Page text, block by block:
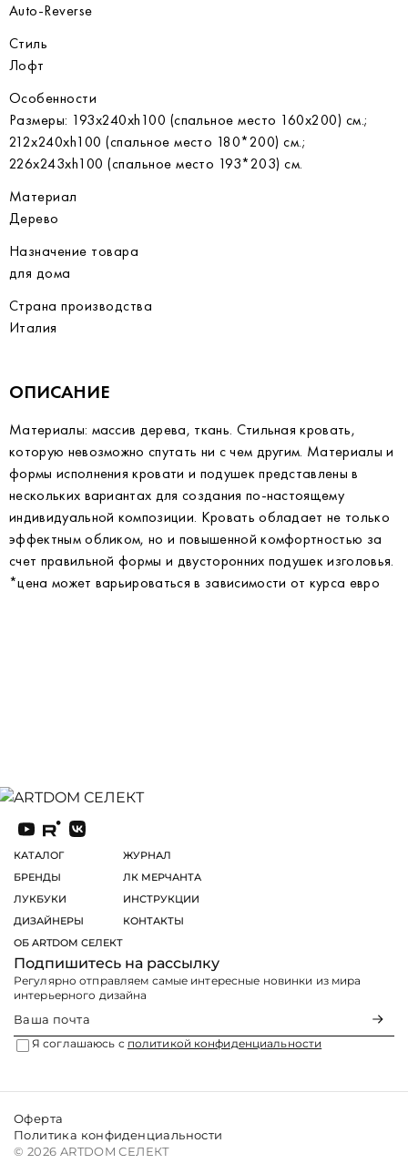
Auto-Reverse
Стиль
Лофт
Особенности
Размеры: 193x240xh100 (спальное место 160x200) см.;
212x240xh100 (спальное место 180*200) см.;
226x243xh100 (спальное место 193*203) см.
Материал
Дерево
Назначение товара
для дома
Страна производства
Италия
ОПИСАНИЕ
Материалы: массив дерева, ткань. Стильная кровать,
которую невозможно спутать ни с чем другим. Материалы и
формы исполнения кровати и подушек представлены в
нескольких вариантах для создания по-настоящему
индивидуальной композиции. Кровать обладает не только
эффектным обликом, но и повышенной комфортностью за
счет правильной формы и двусторонних подушек изголовья.
*цена может варьироваться в зависимости от курса евро
КАТАЛОГ
БРЕНДЫ
ЛУКБУКИ
ДИЗАЙНЕРЫ
ОБ ARTDOM СЕЛЕКТ
ЖУРНАЛ
ЛК МЕРЧАНТА
ИНСТРУКЦИИ
КОНТАКТЫ
Подпишитесь на рассылку
Регулярно отправляем самые интересные новинки из мира
интерьерного дизайна
Я соглашаюсь с политикой конфиденциальности
© 2026 ARTDOM СЕЛЕКТ
Оферта
Политика конфиденциальности